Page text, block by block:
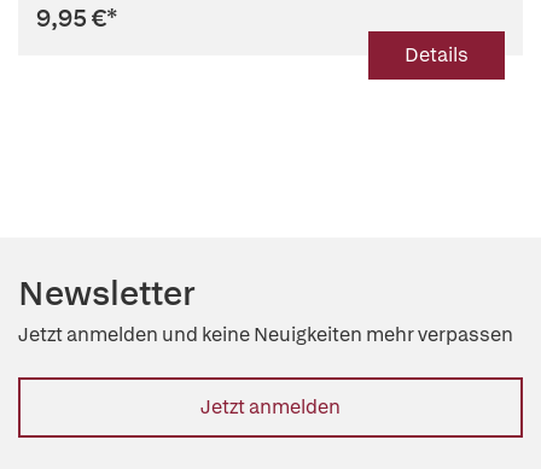
9,95 €*
Details
Newsletter
Jetzt anmelden und keine Neuigkeiten mehr verpassen
Jetzt anmelden